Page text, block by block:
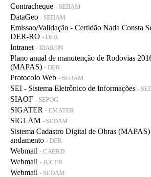
Contracheque - SEDAM
DataGeo - SEDAM
Emissao/Validação - Certidão Nada Consta
DER-RO - DER
Intranet - IDARON
Plano anual de manutenção de Rodovias
(MAPAS) - DER
Protocolo Web - SEDAM
SEI - Sistema Eletrônico de Informações -
SIAOF - SEPOG
SIGATER - EMATER
SIGLAM - SEDAM
Sistema Cadastro Digital de Obras
andamento - DER
Webmail - CAERD
Webmail - JUCER
Webmail - SEDAM